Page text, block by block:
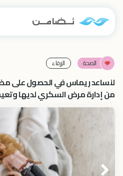
الصحة الزرقاء‎
لنساعد ريماس في الحصول على
من إدارة مرض السكري لديها